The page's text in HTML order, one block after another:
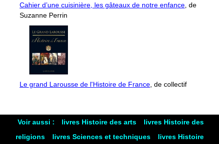
Cahier d’une cuisinière, les gâteaux de notre enfance , de
Suzanne Perrin
Le grand Larousse de l'Histoire de France , de collectif
Voir aussi : livres Histoire des arts
livres Histoire des
religions
livres Sciences et techniques livres Histoire